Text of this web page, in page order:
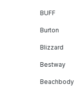
BUFF
Burton
Blizzard
Bestway
Beachbody